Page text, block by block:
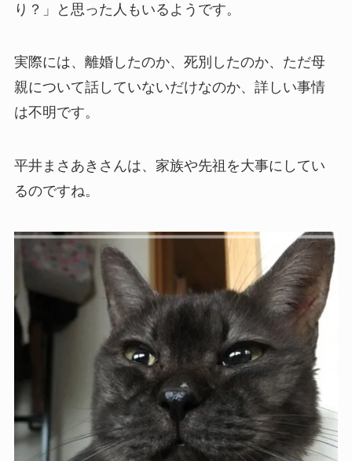
り？」と思った人もいるようです。
実際には、離婚したのか、死別したのか、ただ母
親について話していないだけなのか、詳しい事情
は不明です。
平井まさあきさんは、家族や先祖を大事にしてい
るのですね。